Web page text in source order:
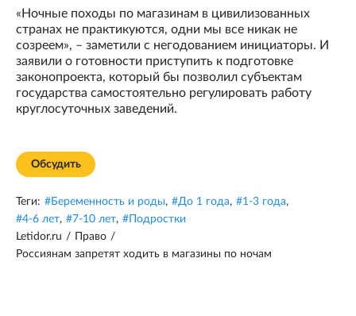
«Ночные походы по магазинам в цивилизованных
странах не практикуются, одни мы все никак не
созреем», – заметили с негодованием инициаторы. И
заявили о готовности приступить к подготовке
законопроекта, который бы позволил субъектам
государства самостоятельно регулировать работу
круглосуточных заведений.
Обсудить
Теги: #Беременность и роды, #До 1 года, #1-3 года,
#4-6 лет, #7-10 лет, # Подростки
Letidor.ru / Право /
Россиянам запретят ходить в магазины по ночам